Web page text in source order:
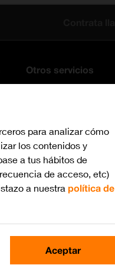
Otros servicios
o tema
para analizar cómo
los contenidos y
a tus hábitos de
de acceso, etc)
a nuestra política de
Aceptar